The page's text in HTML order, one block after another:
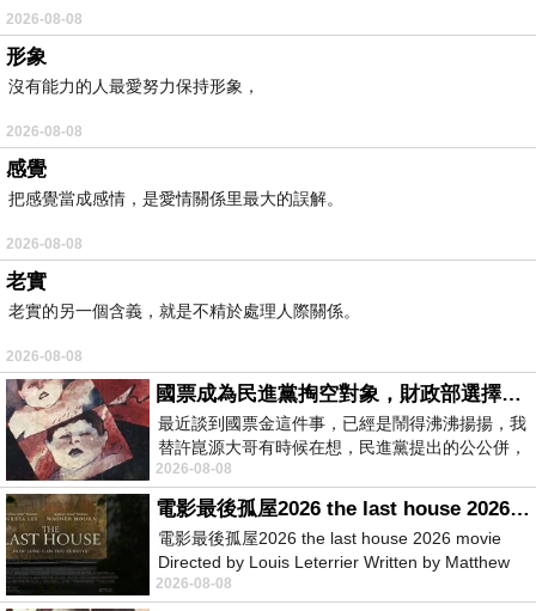
2026-08-08
形象
沒有能力的人最愛努力保持形象，
2026-08-08
感覺
把感覺當成感情，是愛情關係里最大的誤解。
2026-08-08
老實
老實的另一個含義，就是不精於處理人際關係。
2026-08-08
國票成為民進黨掏空對象，財政部選擇性失憶
最近談到國票金這件事，已經是鬧得沸沸揚揚，我
替許崑源大哥有時候在想，民進黨提出的公公併，
其實就是想要國庫通黨庫，鬧出最大的醜
2026-08-08
電影最後孤屋2026 the last house 2026 movie
電影最後孤屋2026 the last house 2026 movie
Directed by Louis Leterrier Written by Matthew
Robinson Starring Greta Lee Wa
2026-08-08